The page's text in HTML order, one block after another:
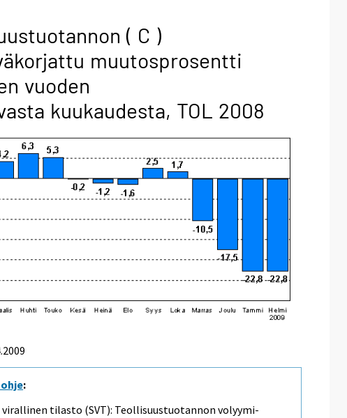
( C )
muutosprosentti
vuoden
kuukaudesta, TOL 2008
:
virallinen tilasto (SVT): Teollisuustuotannon volyymi-